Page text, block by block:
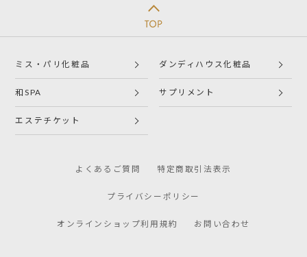
ミス・パリ化粧品 ダンディハウス化粧品
和SPA サプリメント
エステチケット
よくあるご質問 特定商取引法表示
プライバシーポリシー
オンラインショップ利用規約 お問い合わせ